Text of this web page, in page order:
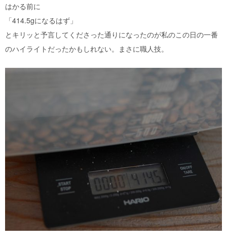
はかる前に
「414.5gになるはず」
とキリッと予言してくださった通りになったのが私のこの日の一番
のハイライトだったかもしれない。まさに職人技。